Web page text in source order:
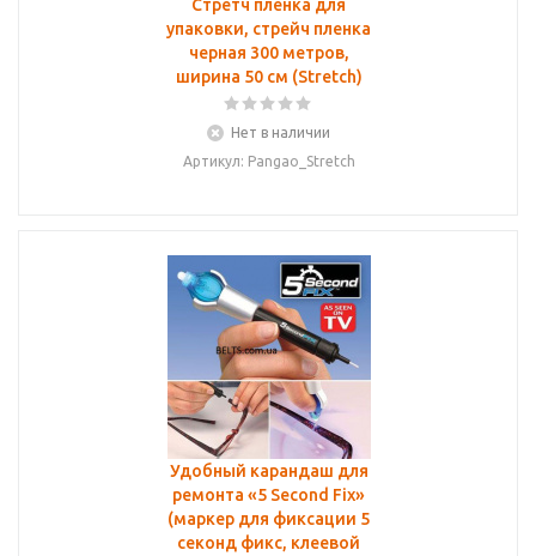
Стретч пленка для
упаковки, стрейч пленка
черная 300 метров,
ширина 50 см (Stretch)
Нет в наличии
Артикул: Pangao_Stretch
Удобный карандаш для
ремонта «5 Second Fix»
(маркер для фиксации 5
секонд фикс, клеевой